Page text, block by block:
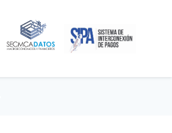
SECMCA
DATOS
SISTEMA DE
INTERCONEXIÓN
DE PAGOS